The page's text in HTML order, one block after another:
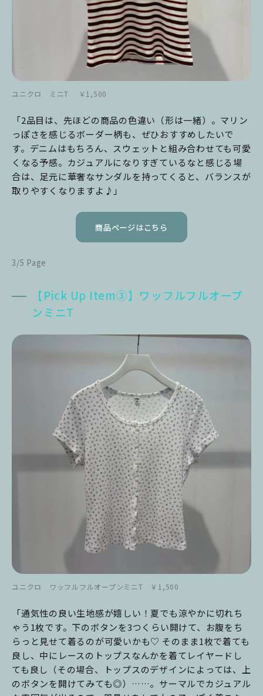
ユニクロ ミニT ￥1,500
「2品目は、先ほどの商品の色違い（形は一緒）。マリン
っぽさを感じるボーダー柄も、ぜひおすすめしたいで
す。デニムはもちろん、スウェットと組み合わせても可愛
くなる予感。カジュアルになりすぎているなと感じる場
合は、足元に華奢なサンダルを持ってくると、バランスが
取りやすくなりますよ♪」
商品ページはこちら
3/5 Page
【Pick Up Item③】ワッフルフルオープ
ンミニT
ユニクロ ワッフルフルオープンミニT ￥1,500
「通気性の良い生地感が嬉しい！夏でも涼やかに切れち
ゃう1枚です。下のボタンを3つくらい開けて、お腹をち
らっと見せて着るのが可愛いかも♡ そのまま1枚で着ても
良し、中にレースのトップスなんかを着てレイヤードし
ても良し（その場合、トップスのデザインによっては、上
のボタンを開けてみても◎）……。サーマルでカジュアル